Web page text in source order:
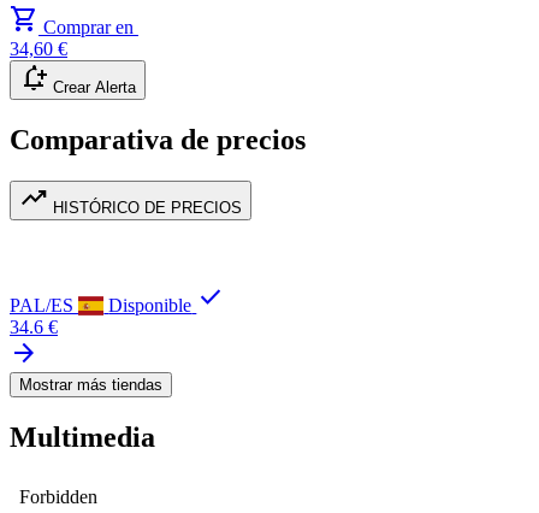
shopping_cart Comprar en
34,60 €
notification_add Crear Alerta
Comparativa de precios
trending_up HISTÓRICO DE PRECIOS
PAL/ES Disponible check
34.6 €
arrow_forward
Mostrar más tiendas
Multimedia